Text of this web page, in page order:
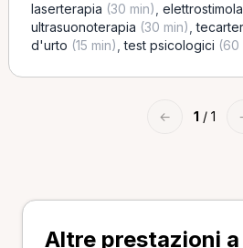
laserterapia (30 min)
ultrasuonoterapia (30 min) ,
d'urto (15 min) ,test psicologici (60
← 1 / 1
Altre prestazioni a